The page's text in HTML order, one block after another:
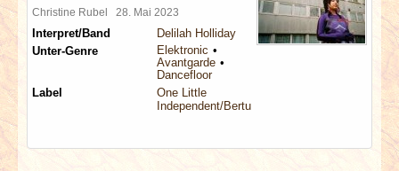
Christine Rubel 28. Mai 2023
Interpret/Band
Delilah Holliday
Unter-Genre
Elektronic
Avantgarde
Dancefloor
Label
One Little
Independent/Bertus